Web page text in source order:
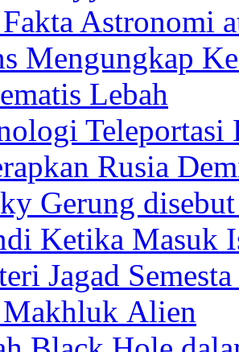
Astronomi
Mengungkap
Lebah
Teleportasi
Rusia
Gerung
Ketika Masuk
Jagad
Makhluk Alien